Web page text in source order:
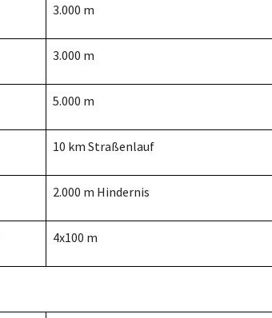
3.000 m
3.000 m
5.000 m
10 km Straßenlauf
2.000 m Hindernis
4x100 m